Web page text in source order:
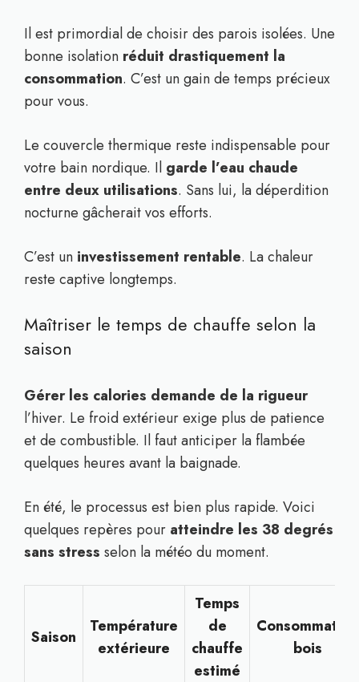
Il est primordial de choisir des parois isolées. Une
bonne isolation réduit drastiquement la
consommation. C’est un gain de temps précieux
pour vous.
Le couvercle thermique reste indispensable pour
votre bain nordique. Il garde l’eau chaude
entre deux utilisations. Sans lui, la déperdition
nocturne gâcherait vos efforts.
C’est un investissement rentable. La chaleur
reste captive longtemps.
Maîtriser le temps de chauffe selon la
saison
Gérer les calories demande de la rigueur
l’hiver. Le froid extérieur exige plus de patience
et de combustible. Il faut anticiper la flambée
quelques heures avant la baignade.
En été, le processus est bien plus rapide. Voici
quelques repères pour atteindre les 38 degrés
sans stress selon la météo du moment.
Saison
Température
extérieure
Temps
de
chauffe
estimé
Consommation
bois